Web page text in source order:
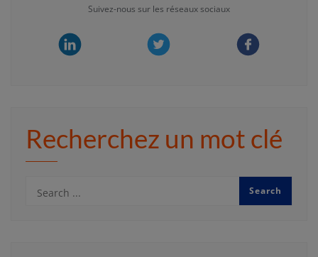
Suivez-nous sur les réseaux sociaux
Recherchez un mot clé